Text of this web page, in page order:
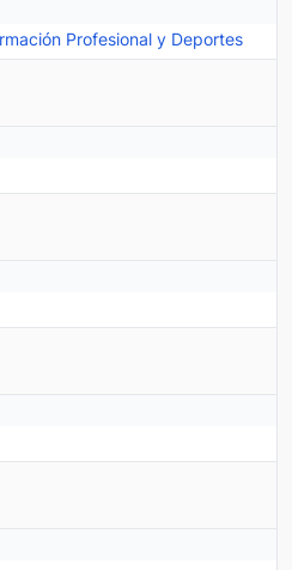
Profesional y Deportes